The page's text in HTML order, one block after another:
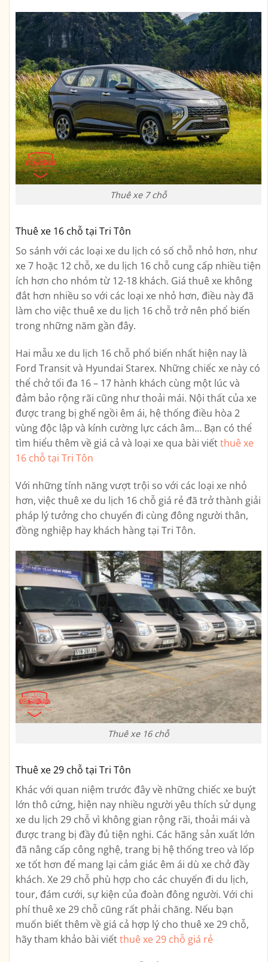
Thuê xe 7 chỗ
Thuê xe 16 chỗ tại Tri Tôn
So sánh với các loại xe du lịch có số chỗ nhỏ hơn, như
xe 7 hoặc 12 chỗ, xe du lịch 16 chỗ cung cấp nhiều tiện
ích hơn cho nhóm từ 12-18 khách. Giá thuê xe không
đắt hơn nhiều so với các loại xe nhỏ hơn, điều này đã
làm cho việc thuê xe du lịch 16 chỗ trở nên phổ biến
trong những năm gần đây.
Hai mẫu xe du lịch 16 chỗ phổ biến nhất hiện nay là
Ford Transit và Hyundai Starex. Những chiếc xe này có
thể chở tối đa 16 – 17 hành khách cùng một lúc và
đảm bảo rộng rãi cũng như thoải mái. Nội thất của xe
được trang bị ghế ngồi êm ái, hệ thống điều hòa 2
vùng độc lập và kính cường lực cách âm… Bạn có thể
tìm hiểu thêm về giá cả và loại xe qua bài viếtthuê xe
16 chỗ tại Tri Tôn
Với những tính năng vượt trội so với các loại xe nhỏ
hơn, việc thuê xe du lịch 16 chỗ giá rẻ đã trở thành giải
pháp lý tưởng cho chuyến đi cùng đông người thân,
đồng nghiệp hay khách hàng tại Tri Tôn.
Thuê xe 16 chỗ
Thuê xe 29 chỗ tại Tri Tôn
Khác với quan niệm trước đây về những chiếc xe buýt
lớn thô cứng, hiện nay nhiều người yêu thích sử dụng
xe du lịch 29 chỗ vì không gian rộng rãi, thoải mái và
được trang bị đầy đủ tiện nghi. Các hãng sản xuất lớn
đã nâng cấp công nghệ, trang bị hệ thống treo và lốp
xe tốt hơn để mang lại cảm giác êm ái dù xe chở đầy
khách. Xe 29 chỗ phù hợp cho các chuyến đi du lịch,
tour, đám cưới, sự kiện của đoàn đông người. Với chi
phí thuê xe 29 chỗ cũng rất phải chăng. Nếu bạn
muốn biết thêm về giá cả hợp lý cho thuê xe 29 chỗ,
hãy tham khảo bài viếtthuê xe 29 chỗ giá rẻ